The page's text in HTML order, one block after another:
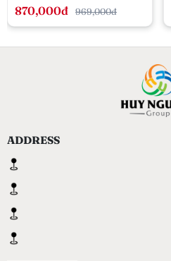
DÀNH CHO TÓC KHÔ
870,000đ 969,000đ
ADDRESS